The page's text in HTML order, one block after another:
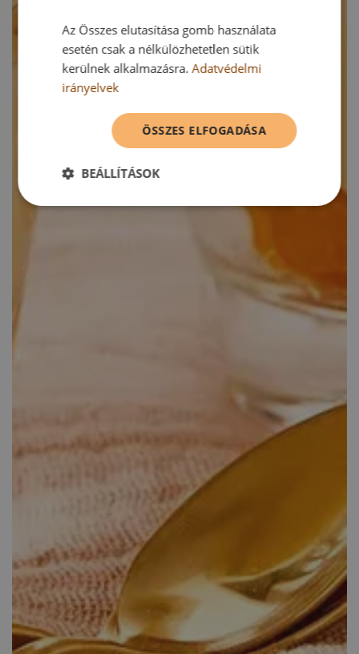
Az Összes elutasítása gomb használata
esetén csak a nélkülözhetetlen sütik
kerülnek alkalmazásra.Adatvédelmi
irányelvek
ÖSSZES ELFOGADÁSA
BEÁLLÍTÁSOK